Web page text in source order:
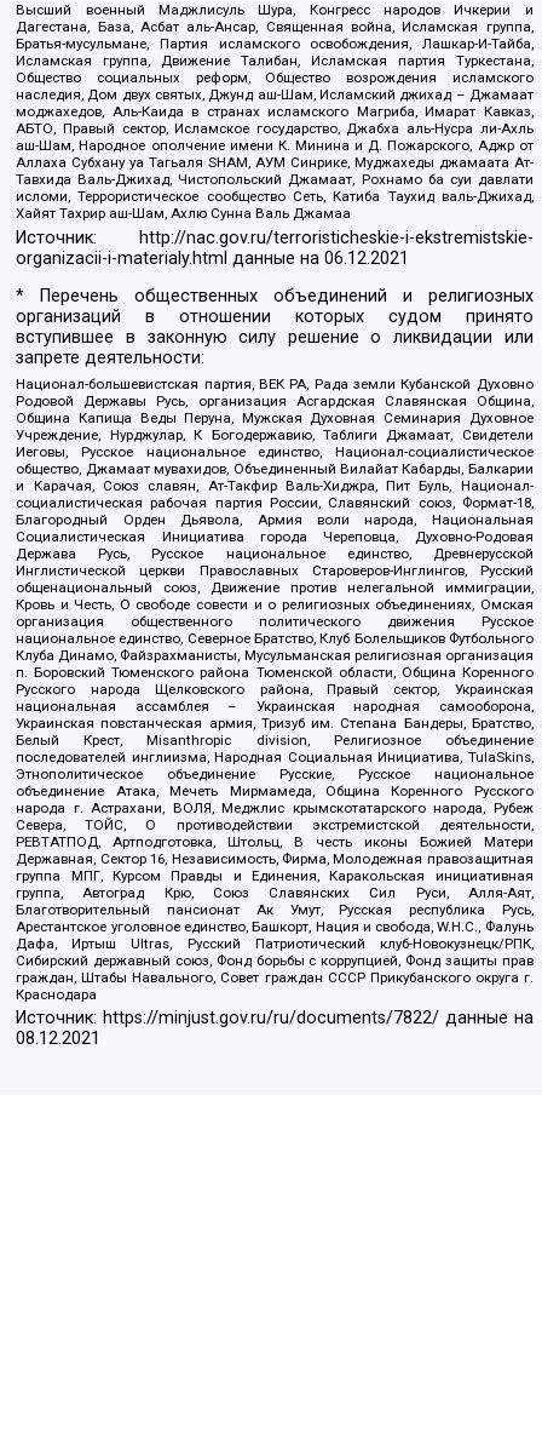
Высший военный Маджлисуль Шура, Конгресс народов Ичкерии и
Дагестана, База, Асбат аль-Ансар, Священная война, Исламская группа,
Братья-мусульмане, Партия исламского освобождения, Лашкар-И-Тайба,
Исламская группа, Движение Талибан, Исламская партия Туркестана,
Общество социальных реформ, Общество возрождения исламского
наследия, Дом двух святых, Джунд аш-Шам, Исламский джихад – Джамаат
моджахедов, Аль-Каида в странах исламского Магриба, Имарат Кавказ,
АБТО, Правый сектор, Исламское государство, Джабха аль-Нусра ли-Ахль
аш-Шам, Народное ополчение имени К. Минина и Д. Пожарского, Аджр от
Аллаха Субхану уа Тагьаля SHAM, АУМ Синрике, Муджахеды джамаата Ат-
Тавхида Валь-Джихад, Чистопольский Джамаат, Рохнамо ба суи давлати
исломи, Террористическое сообщество Сеть, Катиба Таухид валь-Джихад,
Хайят Тахрир аш-Шам, Ахлю Сунна Валь Джамаа
Источник:
http://nac.gov.ru/terroristicheskie-i-ekstremistskie-
organizacii-i-materialy.html данные на06.12.2021
* Перечень общественных объединений и религиозных
организаций в отношении которых судом принято
вступившее в законную силу решение о ликвидации или
запрете деятельности:
Национал-большевистская партия, ВЕК РА, Рада земли Кубанской Духовно
Родовой Державы Русь, организация Асгардская Славянская Община,
Община Капища Веды Перуна, Мужская Духовная Семинария Духовное
Учреждение, Нурджулар, К Богодержавию, Таблиги Джамаат, Свидетели
Иеговы, Русское национальное единство, Национал-социалистическое
общество, Джамаат мувахидов, Объединенный Вилайат Кабарды, Балкарии
и Карачая, Союз славян, Ат-Такфир Валь-Хиджра, Пит Буль, Национал-
социалистическая рабочая партия России, Славянский союз, Формат-18,
Благородный Орден Дьявола, Армия воли народа, Национальная
Социалистическая Инициатива города Череповца, Духовно-Родовая
Держава Русь, Русское национальное единство, Древнерусской
Инглистической церкви Православных Староверов-Инглингов, Русский
общенациональный союз, Движение против нелегальной иммиграции,
Кровь и Честь, О свободе совести и о религиозных объединениях, Омская
организация общественного политического движения Русское
национальное единство, Северное Братство, Клуб Болельщиков Футбольного
Клуба Динамо, Файзрахманисты, Мусульманская религиозная организация
п. Боровский Тюменского района Тюменской области, Община Коренного
Русского народа Щелковского района, Правый сектор, Украинская
национальная ассамблея – Украинская народная самооборона,
Украинская повстанческая армия, Тризуб им. Степана Бандеры, Братство,
Белый Крест, Misanthropic division, Религиозное объединение
последователей инглиизма, Народная Социальная Инициатива, TulaSkins,
Этнополитическое объединение Русские, Русское национальное
объединение Атака, Мечеть Мирмамеда, Община Коренного Русского
народа г. Астрахани, ВОЛЯ, Меджлис крымскотатарского народа, Рубеж
Севера, ТОЙС, О противодействии экстремистской деятельности,
РЕВТАТПОД, Артподготовка, Штольц, В честь иконы Божией Матери
Державная, Сектор 16, Независимость, Фирма, Молодежная правозащитная
группа МПГ, Курсом Правды и Единения, Каракольская инициативная
группа, Автоград Крю, Союз Славянских Сил Руси, Алля-Аят,
Благотворительный пансионат Ак Умут, Русская республика Русь,
Арестантское уголовное единство, Башкорт, Нация и свобода, W.H.С., Фалунь
Дафа, Иртыш Ultras, Русский Патриотический клуб-Новокузнецк/РПК,
Сибирский державный союз, Фонд борьбы с коррупцией, Фонд защиты прав
граждан, Штабы Навального, Совет граждан СССР Прикубанского округа г.
Краснодара
Источник: https://minjust.gov.ru/ru/documents/7822/ данные на
08.12.2021